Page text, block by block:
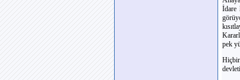
İdare
pek
Hiçbir